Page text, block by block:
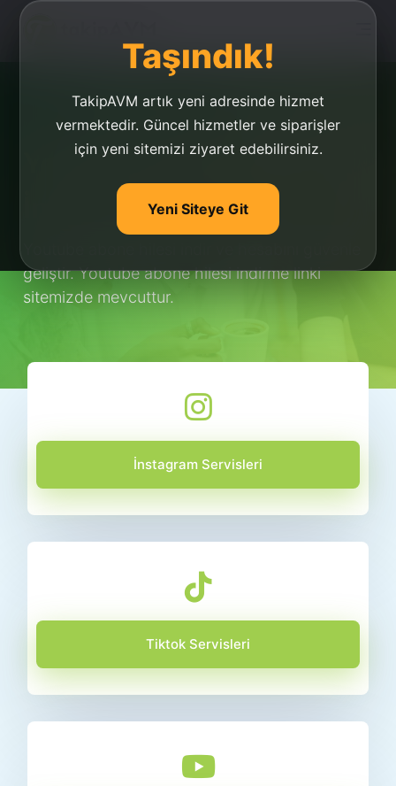
Taşındık!
TakipAVM artık yeni adresinde hizmet
vermektedir. Güncel hizmetler ve siparişler
için yeni sitemizi ziyaret edebilirsiniz.
Yeni Siteye Git
Youtube Abone Hilesi
geliştir. Youtube abone hilesi indirme linki
sitemizde mevcuttur.
İnstagram Servisleri
Tiktok Servisleri